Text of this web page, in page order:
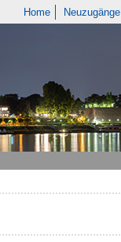
Home Neuzugänge